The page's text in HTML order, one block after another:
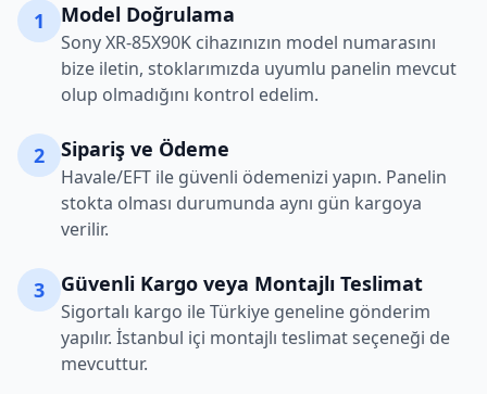
1 Model Doğrulama
SonyXR-85X90K cihazınızın model numarasını
bize iletin, stoklarımızda uyumlu panelin mevcut
olup olmadığını kontrol edelim.
2 Sipariş ve Ödeme
Havale/EFT ile güvenli ödemenizi yapın. Panelin
stokta olması durumunda aynı gün kargoya
verilir.
3 Güvenli Kargo veya Montajlı Teslimat
Sigortalı kargo ile Türkiye geneline gönderim
yapılır. İstanbul içi montajlı teslimat seçeneği de
mevcuttur.